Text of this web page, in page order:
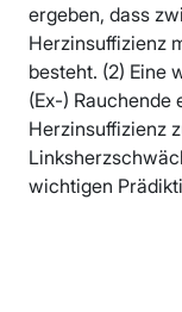
ergeben, dass
Herzinsuffizienz
besteht. (2) Eine
(Ex-) Rauchende
Herzinsuffizienz
wichtigen